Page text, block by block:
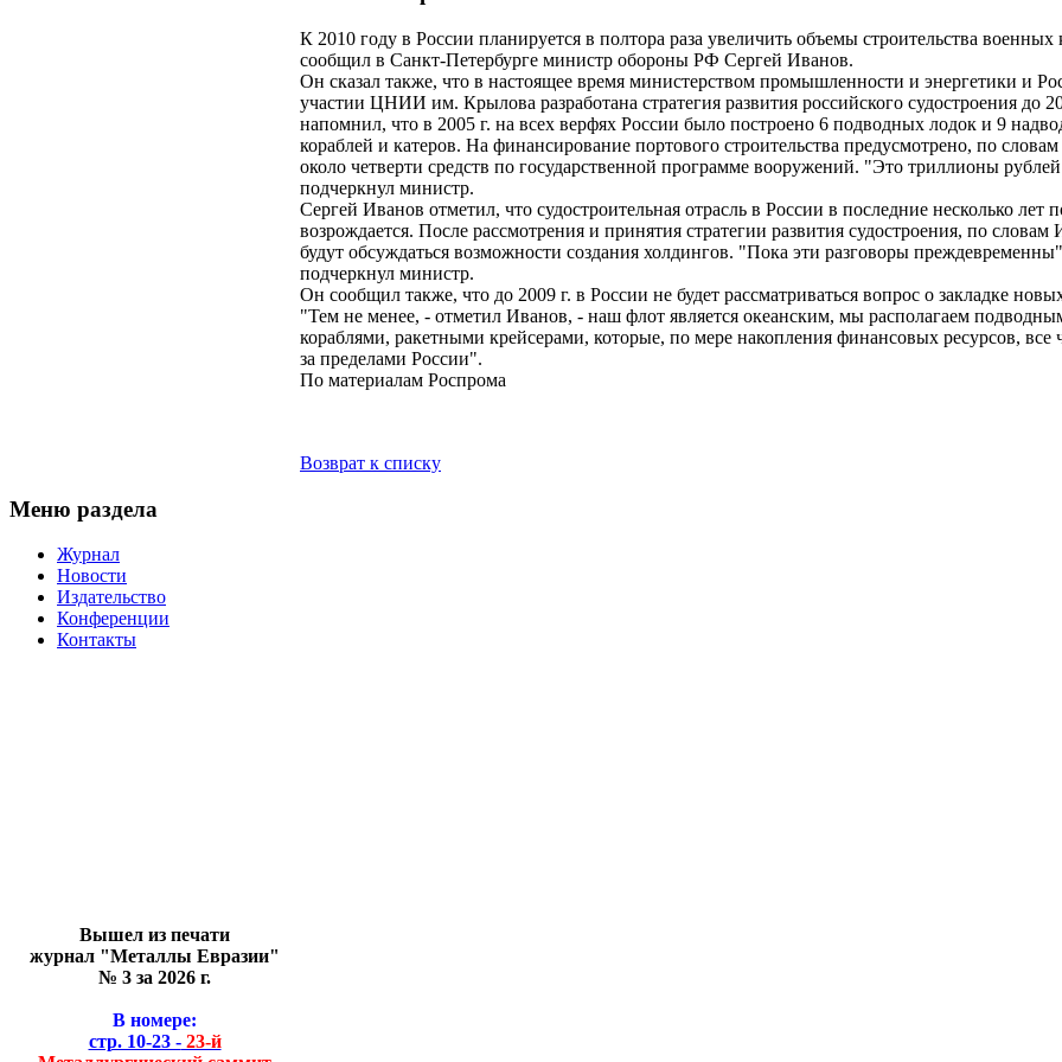
К 2010 году в России планируется в полтора раза увеличить объемы строительства военных
сообщил в Санкт-Петербурге министр обороны РФ Сергей Иванов.
Он сказал также, что в настоящее время министерством промышленности и энергетики и
участии ЦНИИ им. Крылова разработана стратегия развития российского судостроения до
напомнил, что в 2005 г. на всех верфях России было построено 6 подводных лодок и 9
кораблей и катеров. На финансирование портового строительства предусмотрено, по
около четверти средств по государственной программе вооружений. "Это триллионы
подчеркнул министр.
Сергей Иванов отметил, что судостроительная отрасль в России в последние несколько лет
возрождается. После рассмотрения и принятия стратегии развития судостроения, по словам
будут обсуждаться возможности создания холдингов. "Пока эти разговоры
подчеркнул министр.
Он сообщил также, что до 2009 г. в России не будет рассматриваться вопрос о закладке
"Тем не менее, - отметил Иванов, - наш флот является океанским, мы располагаем
кораблями, ракетными крейсерами, которые, по мере накопления финансовых ресурсов,
за пределами России".
По материалам Роспрома
Возврат к списку
Меню раздела
Журнал
Новости
Издательство
Конференции
Контакты
Вышел из печати
журнал "Металлы Евразии"
№ 3 за 2026 г.
В номере:
стр. 10-23 -23-й